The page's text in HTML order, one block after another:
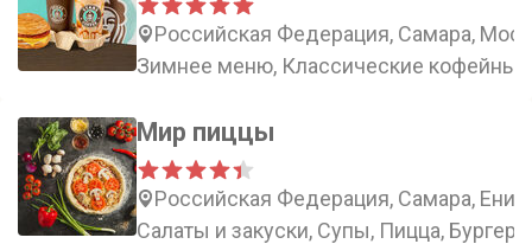
Российская Федерация, Самара,
Зимнее меню, Классические кофейные
Мир пиццы
Российская Федерация, Самара,
Салаты и закуски, Супы, Пицца, Бургеры